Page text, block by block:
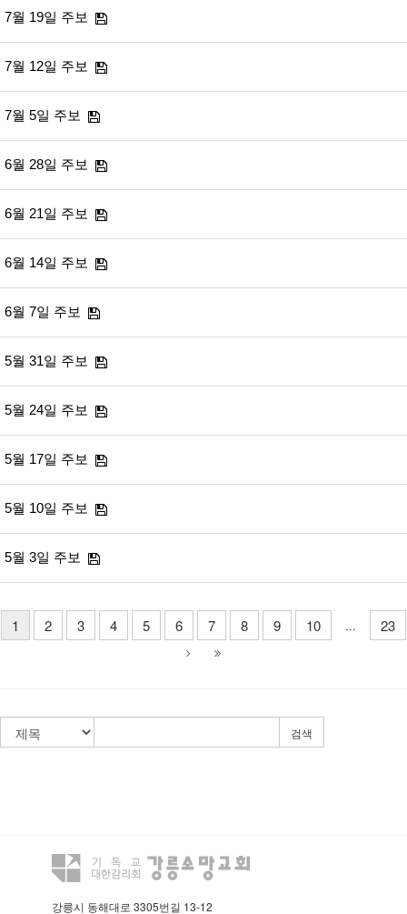
7월 19일 주보
7월 12일 주보
7월 5일 주보
6월 28일 주보
6월 21일 주보
6월 14일 주보
6월 7일 주보
5월 31일 주보
5월 24일 주보
5월 17일 주보
5월 10일 주보
5월 3일 주보
1 2 3 4 5 6 7 8 9 10 ... 23
검색
강릉시 동해대로 3305번길 13-12